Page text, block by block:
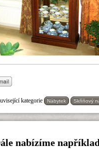
kategorie Nábytek Skříňový
nabízíme